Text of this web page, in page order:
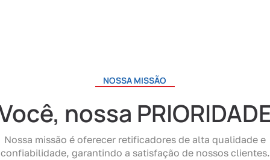
NOSSA MISSÃO
nossa
Nossa missão é oferecer retificadores de alta qualidade e
confiabilidade, garantindo a satisfação de nossos clientes.